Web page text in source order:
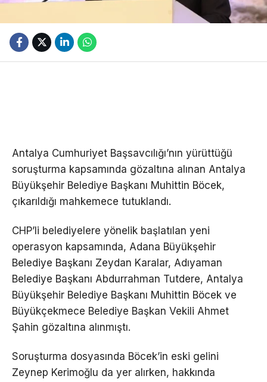
Antalya Cumhuriyet Başsavcılığı’nın yürüttüğü
soruşturma kapsamında gözaltına alınan Antalya
Büyükşehir Belediye Başkanı Muhittin Böcek,
çıkarıldığı mahkemece tutuklandı.
CHP’li belediyelere yönelik başlatılan yeni
operasyon kapsamında, Adana Büyükşehir
Belediye Başkanı Zeydan Karalar, Adıyaman
Belediye Başkanı Abdurrahman Tutdere, Antalya
Büyükşehir Belediye Başkanı Muhittin Böcek ve
Büyükçekmece Belediye Başkan Vekili Ahmet
Şahin gözaltına alınmıştı.
Soruşturma dosyasında Böcek’in eski gelini
Zeynep Kerimoğlu da yer alırken, hakkında